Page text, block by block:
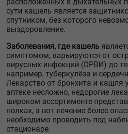
сути кашель является
спутником, без которого
выздоровление.
Заболевания, где кашель
симптомом, варьируются от
вирусных инфекций (ОРВИ) до
например, туберкулёза и
Лекарство от бронхита и кашля
аптеке несложно, недорогие
широком ассортименте
полках, а вот лечение более
необходимо проводить под
стационаре.